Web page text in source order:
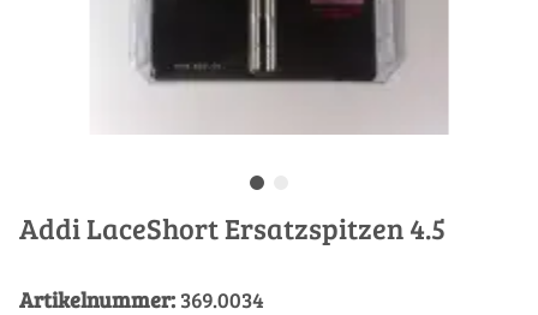
Addi LaceShort Ersatzspitzen 4.5
Artikelnummer: 369.0034